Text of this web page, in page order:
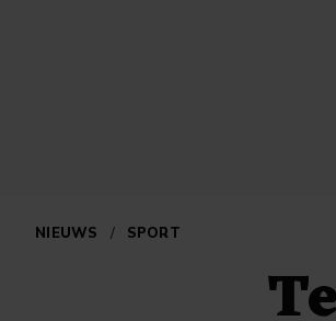
NIEUWS / SPORT